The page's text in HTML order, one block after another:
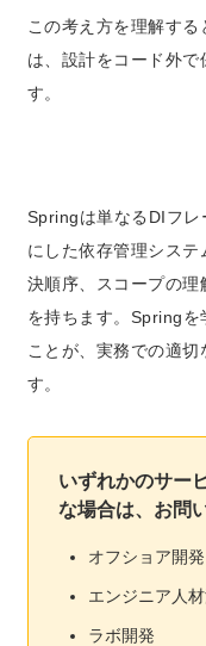
この考え方を理解す
は、 設計をコード外で
す。
Springは単なるDIフレ
にした依存管理システ
決順序、スコープの
を持ちます。Springを
ことが、 実務での適切
す。
いずれかのサー
な場合は、お問
オフショア開発
エンジニア人
ラボ開発